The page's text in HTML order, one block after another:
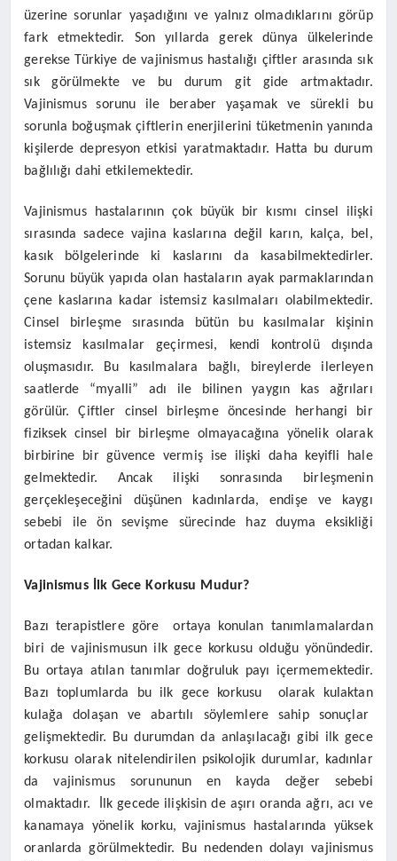
üzerine sorunlar yaşadığını ve yalnız olmadıklarını görüp
fark etmektedir. Son yıllarda gerek dünya ülkelerinde
gerekse Türkiye de vajinismus hastalığı çiftler arasında sık
sık görülmekte ve bu durum git gide artmaktadır.
Vajinismus sorunu ile beraber yaşamak ve sürekli bu
sorunla boğuşmak çiftlerin enerjilerini tüketmenin yanında
kişilerde depresyon etkisi yaratmaktadır. Hatta bu durum
bağlılığı dahi etkilemektedir.
Vajinismus hastalarının çok büyük bir kısmı cinsel ilişki
sırasında sadece vajina kaslarına değil karın, kalça, bel,
kasık bölgelerinde ki kaslarını da kasabilmektedirler.
Sorunu büyük yapıda olan hastaların ayak parmaklarından
çene kaslarına kadar istemsiz kasılmaları olabilmektedir.
Cinsel birleşme sırasında bütün bu kasılmalar kişinin
istemsiz kasılmalar geçirmesi, kendi kontrolü dışında
oluşmasıdır. Bu kasılmalara bağlı, bireylerde ilerleyen
saatlerde “myalli” adı ile bilinen yaygın kas ağrıları
görülür. Çiftler cinsel birleşme öncesinde herhangi bir
fiziksek cinsel bir birleşme olmayacağına yönelik olarak
birbirine bir güvence vermiş ise ilişki daha keyifli hale
gelmektedir. Ancak ilişki sonrasında birleşmenin
gerçekleşeceğini düşünen kadınlarda, endişe ve kaygı
sebebi ile ön sevişme sürecinde haz duyma eksikliği
ortadan kalkar.
Vajinismus İlk Gece Korkusu Mudur?
Bazı terapistlere göre ortaya konulan tanımlamalardan
biri de vajinismusun ilk gece korkusu olduğu yönündedir.
Bu ortaya atılan tanımlar doğruluk payı içermemektedir.
Bazı toplumlarda bu ilk gece korkusu olarak kulaktan
kulağa dolaşan ve abartılı söylemlere sahip sonuçlar
gelişmektedir. Bu durumdan da anlaşılacağı gibi ilk gece
korkusu olarak nitelendirilen psikolojik durumlar, kadınlar
da vajinismus sorununun en kayda değer sebebi
olmaktadır. İlk gecede ilişkisin de aşırı oranda ağrı, acı ve
kanamaya yönelik korku, vajinismus hastalarında yüksek
oranlarda görülmektedir. Bu nedenden dolayı vajinismus